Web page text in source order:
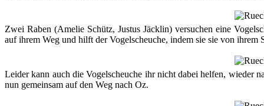
Zwei Raben (Amelie Schütz, Justus Jäcklin) versuchen eine
auf ihrem Weg und hilft der Vogelscheuche, indem sie sie von ihrem
Leider kann auch die Vogelscheuche ihr nicht dabei helfen, wieder
nun gemeinsam auf den Weg nach Oz.